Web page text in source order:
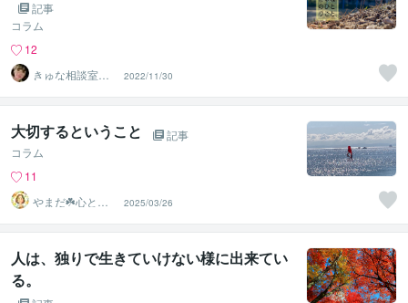
記事
コラム
12
きゅな相談室＠
精神看護ふわっ
と♡
2022/11/30
大切するということ
記事
コラム
11
やまだ☘️心と頭
がスッキリ整う
サロン
2025/03/26
人は、独りで生きていけない様に出来てい
る。